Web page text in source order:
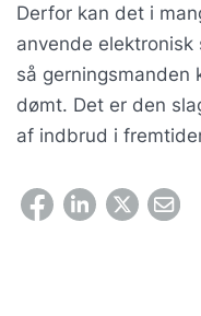
Derfor kan det i
anvende
så gerningsmanden
dømt. Det er den
af indbrud i